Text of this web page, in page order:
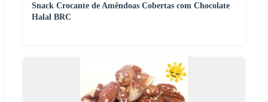
Snack Crocante de Amêndoas Cobertas com Chocolate
Halal BRC